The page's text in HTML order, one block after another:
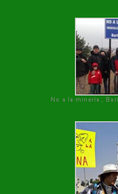
No a la minería ,